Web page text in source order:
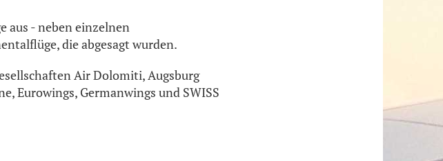
aus - neben einzelnen
die abgesagt wurden.
Air Dolomiti, Augsburg
Eurowings, Germanwings und SWISS